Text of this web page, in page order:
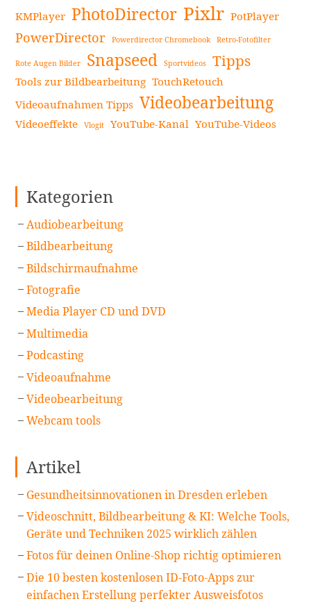
Videos
weiterlesen
KMPlayer PhotoDirector Pixlr PotPlayer
PowerDirector Powerdirector Chromebook Retro-Fotofilter
Rote Augen Bilder Snapseed Sportvideos Tipps
Tools zur Bildbearbeitung TouchRetouch
Videoaufnahmen Tipps Videobearbeitung
Videoeffekte Vlogit YouTube-Kanal YouTube-Videos
Kategorien
Audiobearbeitung
Bildbearbeitung
Bildschirmaufnahme
Fotografie
Media Player CD und DVD
Multimedia
Podcasting
Videoaufnahme
Videobearbeitung
Webcam tools
Artikel
Gesundheitsinnovationen in Dresden erleben
Videoschnitt, Bildbearbeitung & KI: Welche Tools,
Geräte und Techniken 2025 wirklich zählen
Fotos für deinen Online-Shop richtig optimieren
Die 10 besten kostenlosen ID-Foto-Apps zur
einfachen Erstellung perfekter Ausweisfotos